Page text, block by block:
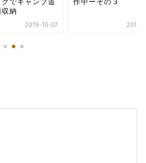
2019-03-19 2019-